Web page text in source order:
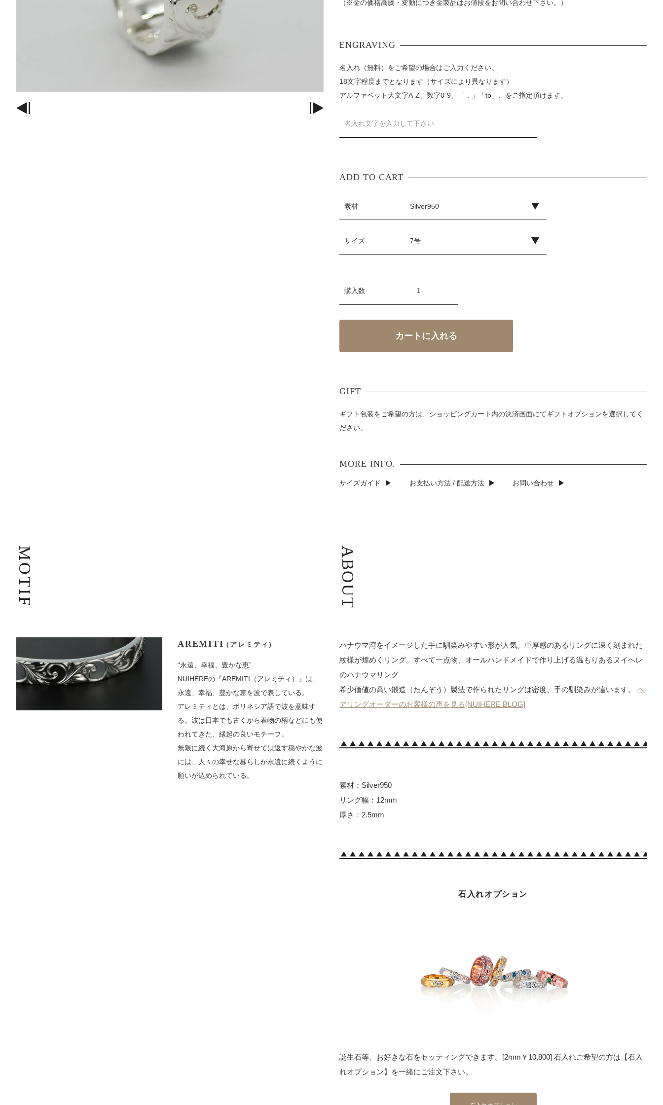
（※金の価格高騰・変動につき金製品はお値段をお問い合わせ下さい。）
名入れ（無料）をご希望の場合はご入力ください。
18文字程度までとなります（サイズにより異なります）
アルファベット大文字A-Z、数字0-9、「．」「to」、をご指定頂けます。
素材
サイズ
購入数
ギフト包装をご希望の方は、ショッピングカート内の決済画面にてギフトオプションを選択してく
ださい。
サイズガイド お支払い方法 / 配送方法 お問い合わせ
ABOUT
ハナウマ湾をイメージした手に馴染みやすい形が人気。重厚感のあるリングに深く刻まれた
紋様が煌めくリング。すべて一点物、オールハンドメイドで作り上げる温もりあるヌイヘレ
のハナウマリング
希少価値の高い鍛造（たんぞう）製法で作られたリングは密度、手の馴染みが違います。ペ
アリングオーダーのお客様の声を見る[NUIHERE BLOG]
素材：Silver950
リング幅：12mm
厚さ：2.5mm
石入れオプション
誕生石等、お好きな石をセッティングできます。[2mm￥10,800] 石入れご希望の方は【石入
れオプション】を一緒にご注文下さい。
MOTIF
AREMITI (アレミティ)
“永遠、幸福、豊かな恵”
NUIHEREの『AREMITI（アレミティ）』は、
永遠、幸福、豊かな恵を波で表している。
アレミティとは、ポリネシア語で波を意味す
る。波は日本でも古くから着物の柄などにも使
われてきた、縁起の良いモチーフ。
無限に続く大海原から寄せては返す穏やかな波
には、人々の幸せな暮らしが永遠に続くように
願いが込められている。